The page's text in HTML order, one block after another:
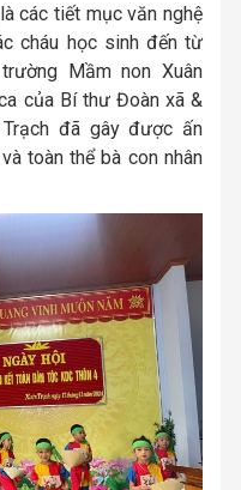
các tiết mục văn nghệ
cháu học sinh đến từ
Mầm non Xuân
của Bí thư Đoàn xã &
đã gây được ấn
toàn thể bà con nhân